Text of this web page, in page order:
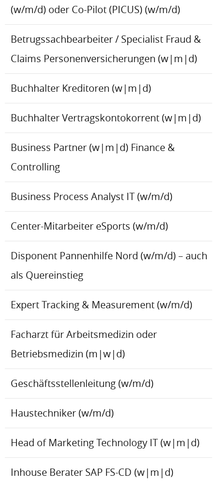
(w/m/d) oder Co-Pilot (PICUS) (w/m/d)
Betrugssachbearbeiter / Specialist Fraud &
Claims Personenversicherungen (w|m|d)
Buchhalter Kreditoren (w|m|d)
Buchhalter Vertragskontokorrent (w|m|d)
Business Partner (w|m|d) Finance &
Controlling
Business Process Analyst IT (w/m/d)
Center-Mitarbeiter eSports (w/m/d)
Disponent Pannenhilfe Nord (w/m/d) – auch
als Quereinstieg
Expert Tracking & Measurement (w/m/d)
Facharzt für Arbeitsmedizin oder
Betriebsmedizin (m|w|d)
Geschäftsstellenleitung (w/m/d)
Haustechniker (w/m/d)
Head of Marketing Technology IT (w|m|d)
Inhouse Berater SAP FS-CD (w|m|d)